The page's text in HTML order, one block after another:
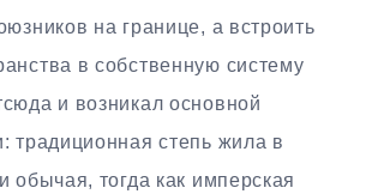
на границе, а встроить
в собственную систему
и возникал основной
традиционная степь жила в
обычая, тогда как имперская